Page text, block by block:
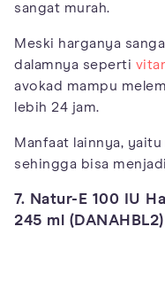
sangat murah.
Meski harganya
dalamnya seperti
avokad mampu
lebih 24 jam.
Manfaat lainnya,
sehingga bisa
7. Natur-E 100 IU
245 ml (DANAHBL2)